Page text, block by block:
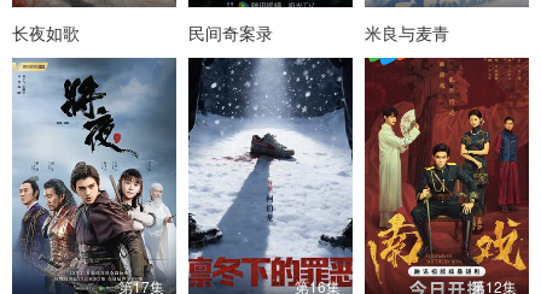
长夜如歌 民间奇案录 米良与麦青
第17集 第16集 第12集